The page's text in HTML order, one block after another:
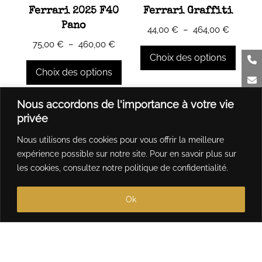
Nous accordons de l'importance à votre vie
privée
Nous utilisons des cookies pour vous offrir la meilleure
expérience possible sur notre site. Pour en savoir plus sur
les cookies, consultez notre politique de confidentialité.
Ok
choisies
sur
page
du
produit
sur
page
du
produit
Ferrari 2025 F40
Pano
75,00 € – 460,00 €Plage
460,00 €
Choix des options
Ce
produit
plusieurs
variations.
Les
options
Ferrari Graffiti
44,00 € – 464,00 €Plage
44,00 €
464,00
Choix des options
Ce
produit
variations.
Les
options
peuvent
être